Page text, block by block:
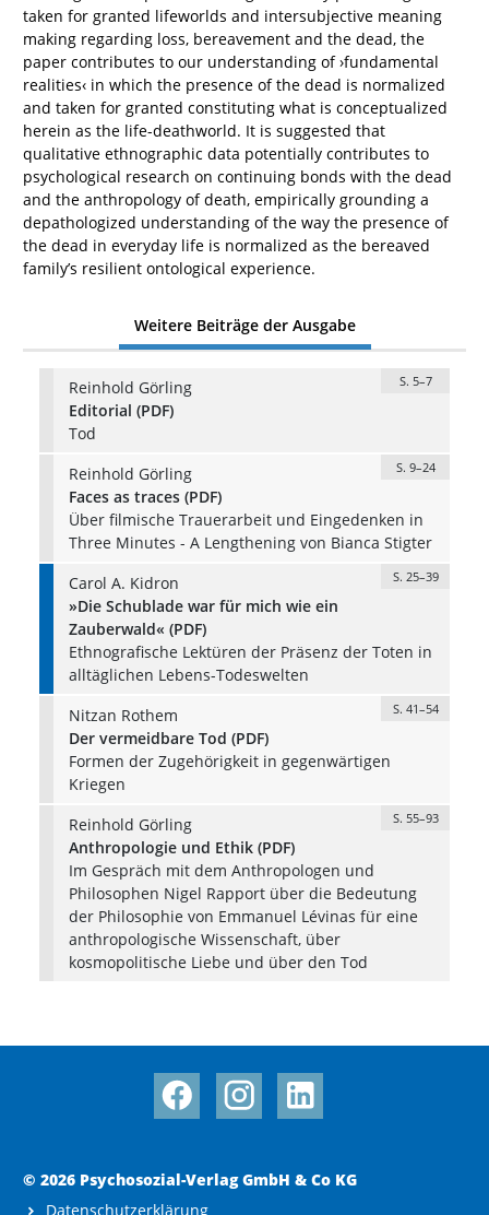
taken for granted lifeworlds and intersubjective meaning
making regarding loss, bereavement and the dead, the
paper contributes to our understanding of ›fundamental
realities‹ in which the presence of the dead is normalized
and taken for granted constituting what is conceptualized
herein as the life-deathworld. It is suggested that
qualitative ethnographic data potentially contributes to
psychological research on continuing bonds with the dead
and the anthropology of death, empirically grounding a
depathologized understanding of the way the presence of
the dead in everyday life is normalized as the bereaved
family’s resilient ontological experience.
Weitere Beiträge der Ausgabe
Reinhold Görling S. 5–7
Editorial (PDF)
Tod
Reinhold Görling
S. 9–24
Faces as traces (PDF)
Über filmische Trauerarbeit und Eingedenken in
Three Minutes - A Lengthening von Bianca Stigter
Carol A. Kidron
S. 25–39
»Die Schublade war für mich wie ein
Zauberwald« (PDF)
Ethnografische Lektüren der Präsenz der Toten in
alltäglichen Lebens-Todeswelten
Nitzan Rothem
S. 41–54
Der vermeidbare Tod (PDF)
Formen der Zugehörigkeit in gegenwärtigen
Kriegen
Reinhold Görling
S. 55–93
Anthropologie und Ethik (PDF)
Im Gespräch mit dem Anthropologen und
Philosophen Nigel Rapport über die Bedeutung
der Philosophie von Emmanuel Lévinas für eine
anthropologische Wissenschaft, über
kosmopolitische Liebe und über den Tod
© 2026 Psychosozial-Verlag GmbH & Co KG
Datenschutzerklärung